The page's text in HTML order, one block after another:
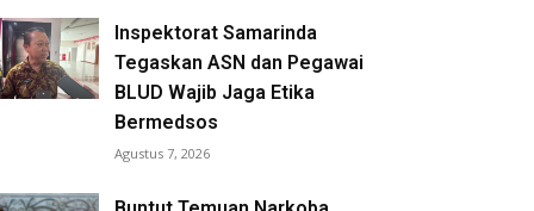
Inspektorat Samarinda
Tegaskan ASN dan Pegawai
BLUD Wajib Jaga Etika
Bermedsos
Agustus 7, 2026